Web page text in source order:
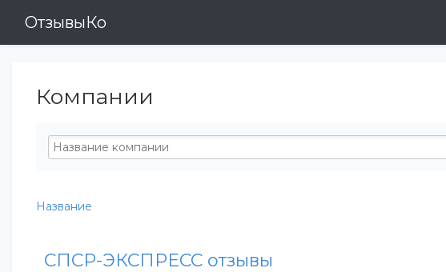
ОтзывыКо
Компании
Название
СПСР-ЭКСПРЕСС отзывы